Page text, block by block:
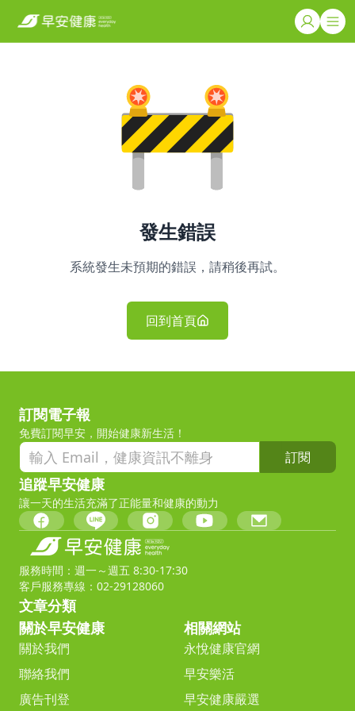
發生錯誤
系統發生未預期的錯誤，請稍後再試。
回到首頁
訂閱電子報
免費訂閱早安，開始健康新生活！
訂閱
追蹤早安健康
讓一天的生活充滿了正能量和健康的動力
服務時間：週一～週五 8:30-17:30
客戶服務專線：02-29128060
文章分類
關於早安健康
關於我們
聯絡我們
廣告刊登
相關網站
永悅健康官網
早安樂活
早安健康嚴選